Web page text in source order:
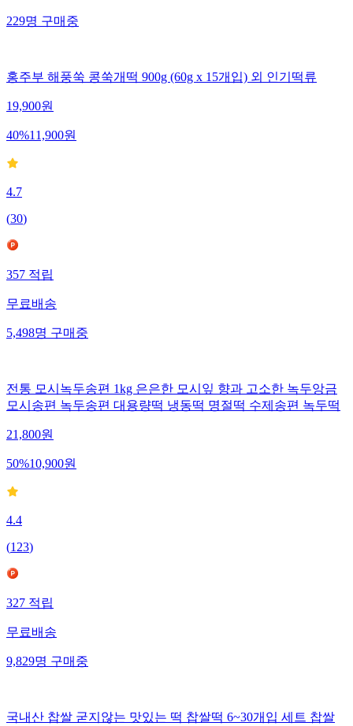
229명 구매중
홍주부 해풍쑥 콩쑥개떡 900g (60g x 15개입) 외 인기떡류
19,900원
40%11,900원
4.7
(30)
357 적립
무료배송
5,498명 구매중
전통 모시녹두송편 1kg 은은한 모시잎 향과 고소한 녹두앙금
모시송편 녹두송편 대용량떡 냉동떡 명절떡 수제송편 녹두떡
21,800원
50%10,900원
4.4
(123)
327 적립
무료배송
9,829명 구매중
국내산 찹쌀 굳지않는 맛있는 떡 찹쌀떡 6~30개입 세트 찹쌀